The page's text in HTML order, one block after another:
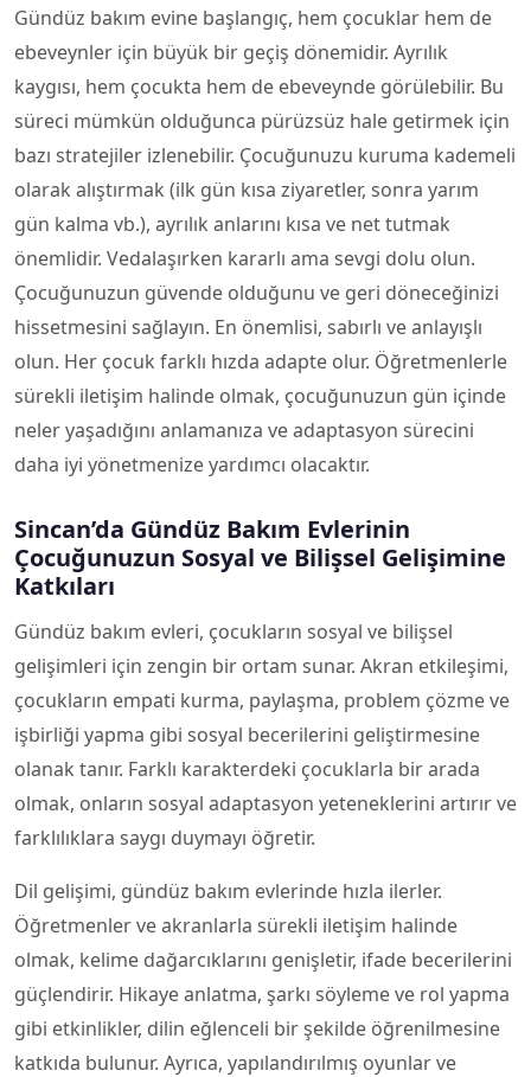
Gündüz bakım evine başlangıç, hem çocuklar hem de
ebeveynler için büyük bir geçiş dönemidir. Ayrılık
kaygısı, hem çocukta hem de ebeveynde görülebilir. Bu
süreci mümkün olduğunca pürüzsüz hale getirmek için
bazı stratejiler izlenebilir. Çocuğunuzu kuruma kademeli
olarak alıştırmak (ilk gün kısa ziyaretler, sonra yarım
gün kalma vb.), ayrılık anlarını kısa ve net tutmak
önemlidir. Vedalaşırken kararlı ama sevgi dolu olun.
Çocuğunuzun güvende olduğunu ve geri döneceğinizi
hissetmesini sağlayın. En önemlisi, sabırlı ve anlayışlı
olun. Her çocuk farklı hızda adapte olur. Öğretmenlerle
sürekli iletişim halinde olmak, çocuğunuzun gün içinde
neler yaşadığını anlamanıza ve adaptasyon sürecini
daha iyi yönetmenize yardımcı olacaktır.
Sincan’da Gündüz Bakım Evlerinin
Çocuğunuzun Sosyal ve Bilişsel Gelişimine
Katkıları
Gündüz bakım evleri, çocukların sosyal ve bilişsel
gelişimleri için zengin bir ortam sunar. Akran etkileşimi,
çocukların empati kurma, paylaşma, problem çözme ve
işbirliği yapma gibi sosyal becerilerini geliştirmesine
olanak tanır. Farklı karakterdeki çocuklarla bir arada
olmak, onların sosyal adaptasyon yeteneklerini artırır ve
farklılıklara saygı duymayı öğretir.
Dil gelişimi, gündüz bakım evlerinde hızla ilerler.
Öğretmenler ve akranlarla sürekli iletişim halinde
olmak, kelime dağarcıklarını genişletir, ifade becerilerini
güçlendirir. Hikaye anlatma, şarkı söyleme ve rol yapma
gibi etkinlikler, dilin eğlenceli bir şekilde öğrenilmesine
katkıda bulunur. Ayrıca, yapılandırılmış oyunlar ve